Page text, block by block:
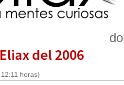
del 2006
horas)